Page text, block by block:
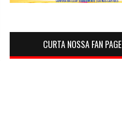
CURTA NOSSA FAN PAGE